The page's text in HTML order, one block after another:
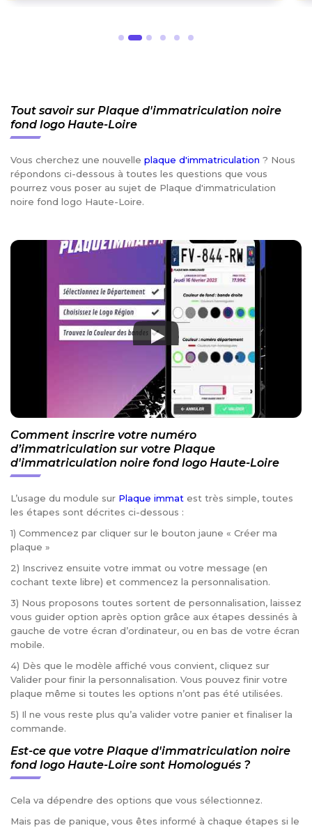
Tout savoir sur Plaque d'immatriculation noire
fond logo Haute-Loire
Vous cherchez une nouvelle plaque d'immatriculation ? Nous
répondons ci-dessous à toutes les questions que vous
pourrez vous poser au sujet de Plaque d'immatriculation
noire fond logo Haute-Loire.
Comment inscrire votre numéro
d’immatriculation sur votre Plaque
d'immatriculation noire fond logo Haute-Loire
L’usage du module sur Plaque immat est très simple, toutes
les étapes sont décrites ci-dessous :
1) Commencez par cliquer sur le bouton jaune « Créer ma
plaque »
2) Inscrivez ensuite votre immat ou votre message (en
cochant texte libre) et commencez la personnalisation.
3) Nous proposons toutes sortent de personnalisation, laissez
vous guider option après option grâce aux étapes dessinés à
gauche de votre écran d’ordinateur, ou en bas de votre écran
mobile.
4) Dès que le modèle affiché vous convient, cliquez sur
Valider pour finir la personnalisation. Vous pouvez finir votre
plaque même si toutes les options n’ont pas été utilisées.
5) Il ne vous reste plus qu’a valider votre panier et finaliser la
commande.
Est-ce que votre Plaque d'immatriculation noire
fond logo Haute-Loire sont Homologués ?
Cela va dépendre des options que vous sélectionnez.
Mais pas de panique, vous êtes informé à chaque étapes si le